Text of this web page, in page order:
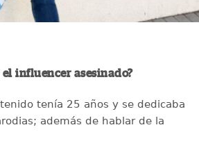
el influencer asesinado?
tenía 25 años y se dedicaba
además de hablar de la